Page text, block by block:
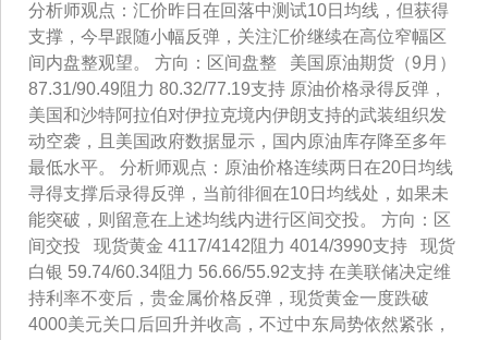
分析师观点：汇价昨日在回落中测试10日均线，但获得
支撑，今早跟随小幅反弹，关注汇价继续在高位窄幅区
间内盘整观望。 方向：区间盘整 美国原油期货（9月）
87.31/90.49阻力 80.32/77.19支持 原油价格录得反弹，
美国和沙特阿拉伯对伊拉克境内伊朗支持的武装组织发
动空袭，且美国政府数据显示，国内原油库存降至多年
最低水平。 分析师观点：原油价格连续两日在20日均线
寻得支撑后录得反弹，当前徘徊在10日均线处，如果未
能突破，则留意在上述均线内进行区间交投。 方向：区
间交投 现货黄金 4117/4142阻力 4014/3990支持 现货
白银 59.74/60.34阻力 56.66/55.92支持 在美联储决定维
持利率不变后，贵金属价格反弹，现货黄金一度跌破
4000美元关口后回升并收高，不过中东局势依然紧张，